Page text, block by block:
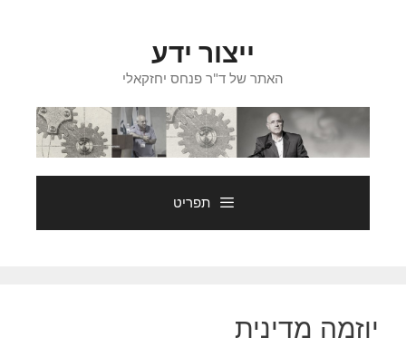
ייצור ידע
האתר של ד"ר פנחס יחזקאלי
תפריט
יוזמה מדינית